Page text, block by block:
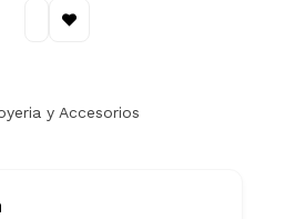
y Accesorios